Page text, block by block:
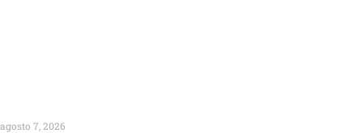
agosto 7, 2026